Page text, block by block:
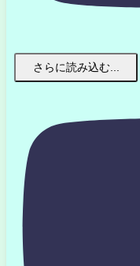
さらに読み込む...